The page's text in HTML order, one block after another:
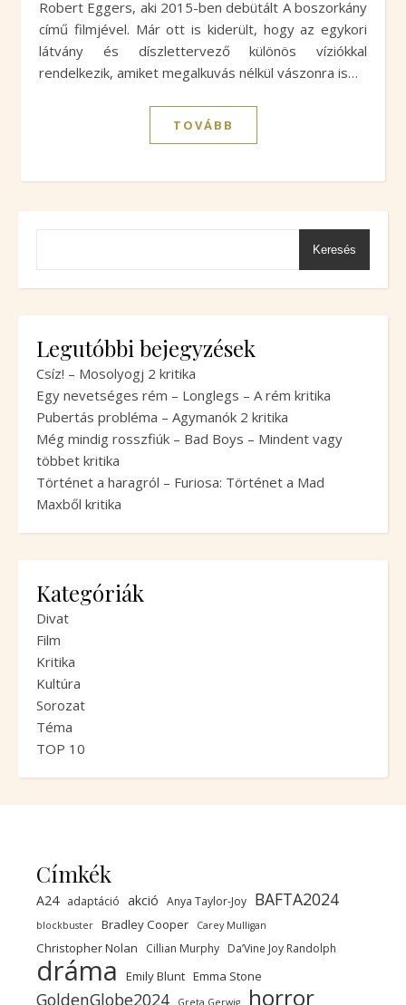
Robert Eggers, aki 2015-ben debütált A boszorkány
című filmjével. Már ott is kiderült, hogy az egykori
látvány és díszlettervező különös víziókkal
rendelkezik, amiket megalkuvás nélkül vászonra is…
TOVÁBB
Keresés
Legutóbbi bejegyzések
Csíz! – Mosolyogj 2 kritika
Egy nevetséges rém – Longlegs – A rém kritika
Pubertás probléma – Agymanók 2 kritika
Még mindig rosszfiúk – Bad Boys – Mindent vagy
többet kritika
Történet a haragról – Furiosa: Történet a Mad
Maxből kritika
Kategóriák
Divat
Film
Kritika
Kultúra
Sorozat
Téma
TOP 10
Címkék
A24 adaptáció akció Anya Taylor-Joy BAFTA2024
blockbuster Bradley Cooper Carey Mulligan
Christopher Nolan Cillian Murphy Da’Vine Joy Randolph
dráma Emily Blunt Emma Stone
GoldenGlobe2024 Greta Gerwig horror